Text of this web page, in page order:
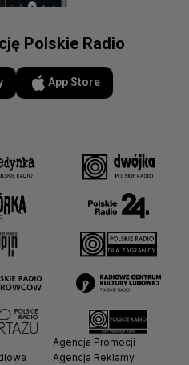
Polskie Radio
App Store
Agencja Promocji
Agencja Reklamy